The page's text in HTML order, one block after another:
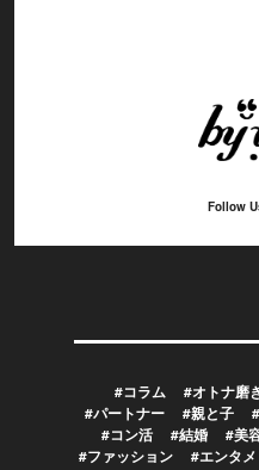
Follow
#コラム #オトナ磨
#パートナー
#親と子
#コン活
#結婚 #美
#ファッション
#エンタメ